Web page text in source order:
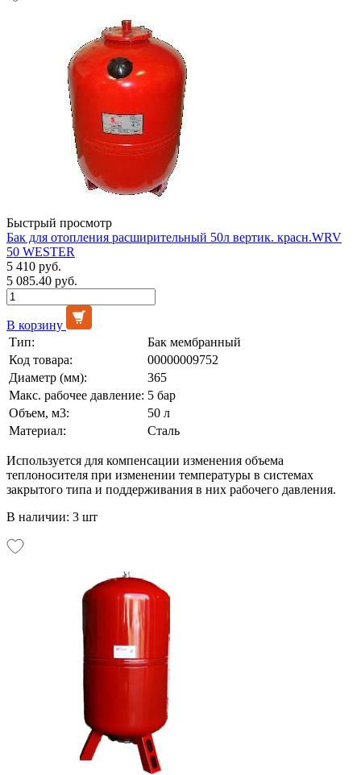
Быстрый просмотр
Бак для отопления расширительный 50л вертик. красн.WRV
50 WESTER
5 410 руб.
5 085.40 руб.
В корзину
Тип:
Бак мембранный
Код товара:
00000009752
Диаметр (мм):
365
Макс. рабочее давление: 5 бар
Объем, м3:
50 л
Материал:
Сталь
Используется для компенсации изменения объема
теплоносителя при изменении температуры в системах
закрытого типа и поддерживания в них рабочего давления.
В наличии: 3 шт